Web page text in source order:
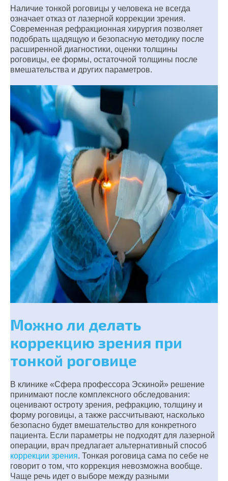
Наличие тонкой роговицы у человека не всегда
означает отказ от лазерной коррекции зрения.
Современная рефракционная хирургия позволяет
подобрать щадящую и безопасную методику после
расширенной диагностики, оценки толщины
роговицы, ее формы, остаточной толщины после
вмешательства и других параметров.
Можно ли делать
коррекцию зрения при
тонкой роговице
В клинике «Сфера профессора Эскиной» решение
принимают после комплексного обследования:
оценивают остроту зрения, рефракцию, толщину и
форму роговицы, а также рассчитывают, насколько
безопасно будет вмешательство для конкретного
пациента. Если параметры не подходят для лазерной
операции, врач предлагает альтернативный способ
коррекции зрения. Тонкая роговица сама по себе не
говорит о том, что коррекция невозможна вообще.
Чаще речь идет о выборе между разными